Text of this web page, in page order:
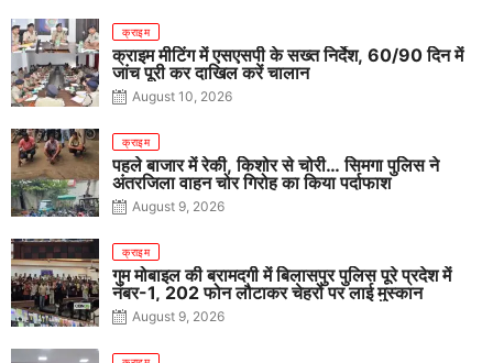
क्राइम
क्राइम मीटिंग में एसएसपी के सख्त निर्देश, 60/90 दिन में
जांच पूरी कर दाखिल करें चालान
August 10, 2026
क्राइम
पहले बाजार में रेकी, किशोर से चोरी… सिमगा पुलिस ने
अंतरजिला वाहन चोर गिरोह का किया पर्दाफाश
August 9, 2026
क्राइम
गुम मोबाइल की बरामदगी में बिलासपुर पुलिस पूरे प्रदेश में
नंबर-1, 202 फोन लौटाकर चेहरों पर लाई मुस्कान
August 9, 2026